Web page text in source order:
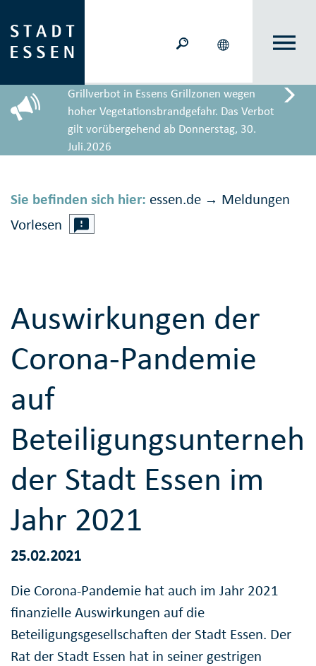
Grillverbot in Essens Grillzonen wegen
hoher Vegetationsbrandgefahr. Das Verbot
gilt vorübergehend ab Donnerstag, 30.
Juli.2026
Sie befinden sich hier: essen.de → Meldungen
Vorlesen
Auswirkungen der
Corona-Pandemie
auf
der Stadt Essen im
Jahr 2021
25.02.2021
Die Corona-Pandemie hat auch im Jahr 2021
finanzielle Auswirkungen auf die
Beteiligungsgesellschaften der Stadt Essen. Der
Rat der Stadt Essen hat in seiner gestrigen